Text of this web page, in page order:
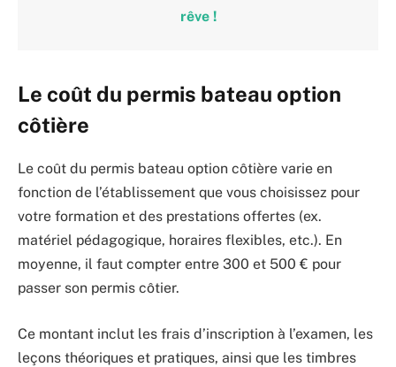
rêve !
Le coût du permis bateau option
côtière
Le coût du permis bateau option côtière varie en
fonction de l’établissement que vous choisissez pour
votre formation et des prestations offertes (ex.
matériel pédagogique, horaires flexibles, etc.). En
moyenne, il faut compter entre 300 et 500 € pour
passer son permis côtier.
Ce montant inclut les frais d’inscription à l’examen, les
leçons théoriques et pratiques, ainsi que les timbres